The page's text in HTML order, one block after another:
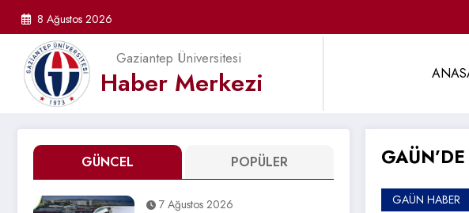
8 Ağustos 2026
Gaziantep Üniversitesi
Haber Merkezi
GÜNCEL POPÜLER
7 Ağustos 2026
GAÜN HABER